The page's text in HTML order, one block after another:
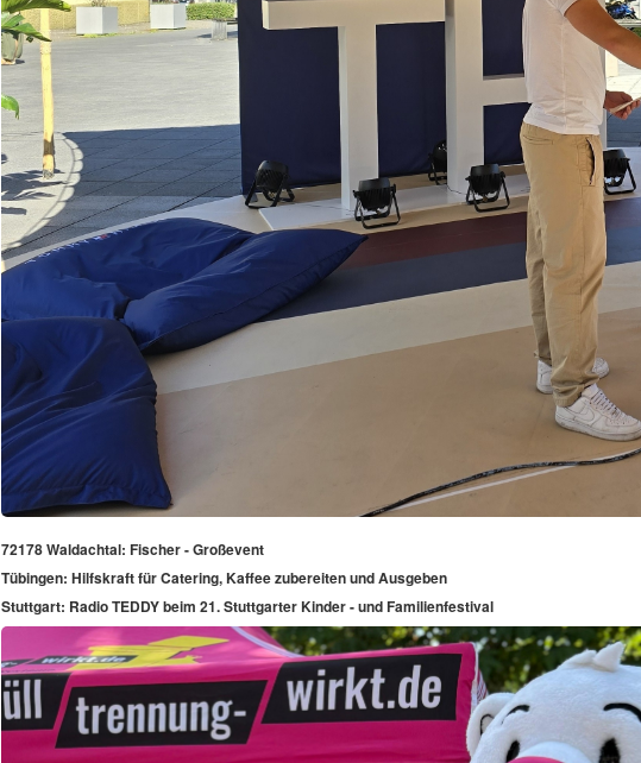
72178 Waldachtal: Fischer - Großevent
Tübingen: Hilfskraft für Catering, Kaffee zubereiten und Ausgeben
Stuttgart: Radio TEDDY beim 21. Stuttgarter Kinder - und Familienfestival